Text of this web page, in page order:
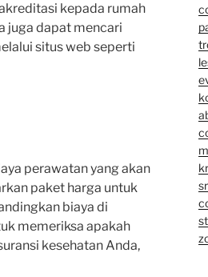
kepada rumah
juga dapat mencari
situs web seperti
perawatan yang akan
paket harga untuk
biaya di
memeriksa apakah
kesehatan Anda,